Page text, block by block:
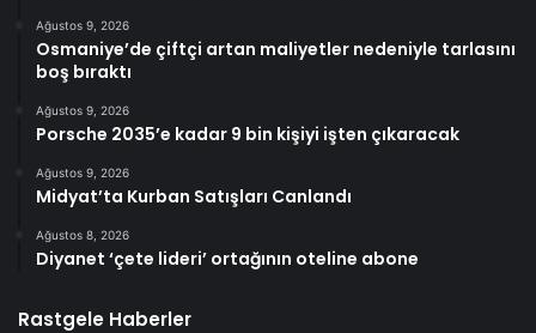
Ağustos 9, 2026
Osmaniye’de çiftçi artan maliyetler nedeniyle tarlasını
boş bıraktı
Ağustos 9, 2026
Porsche 2035’e kadar 9 bin kişiyi işten çıkaracak
Ağustos 9, 2026
Midyat’ta Kurban Satışları Canlandı
Ağustos 8, 2026
Diyanet ‘çete lideri’ ortağının oteline abone
Rastgele Haberler